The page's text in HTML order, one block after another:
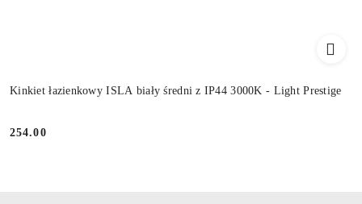
Kinkiet łazienkowy ISLA biały średni z IP44 3000K - Light Prestige
Cena:
254.00